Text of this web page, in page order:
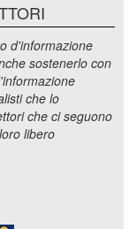
d'informazione
sostenerlo con
che lo
che ci seguono
libero